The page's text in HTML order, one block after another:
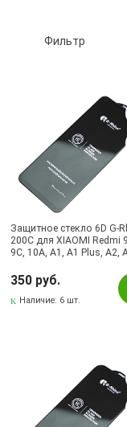
SAMSUNG 1110
TECNO
Универсальные
Фильтр
Подбор
Розничная цена
Цвет
Желтый
Зеленый
Золотистый
Защитное стекло 6D G-
200C для XIAOMI Redmi
9C, 10A, A1, A1 Plus, A2,
(Тип 1)
350 руб.
Наличие: 6 шт.